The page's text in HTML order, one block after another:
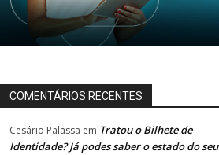
COMENTÁRIOS RECENTES
Cesário Palassa em Tratou o Bilhete de
Identidade? Já podes saber o estado do seu